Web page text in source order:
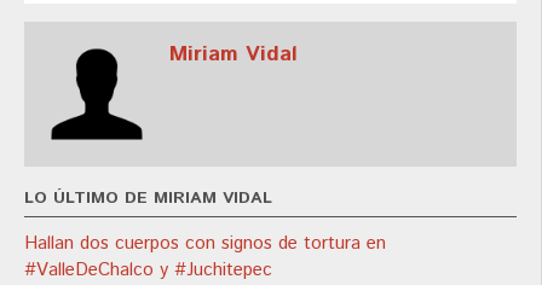
Miriam Vidal
LO ÚLTIMO DE MIRIAM VIDAL
Hallan dos cuerpos con signos de tortura en
#ValleDeChalco y #Juchitepec